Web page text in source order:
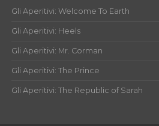
Gli Aperitivi: Welcome To Earth
Gli Aperitivi: Heels
Gli Aperitivi: Mr. Corman
Gli Aperitivi: The Prince
Gli Aperitivi: The Republic of Sarah